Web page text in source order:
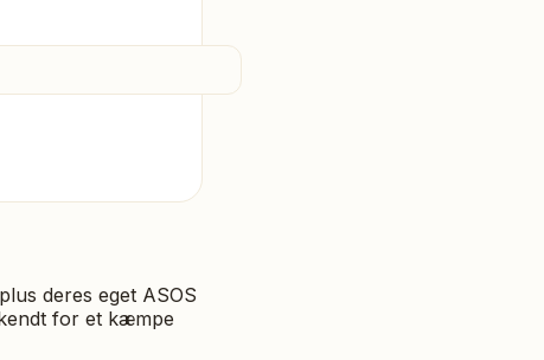
deres eget ASOS
for et kæmpe